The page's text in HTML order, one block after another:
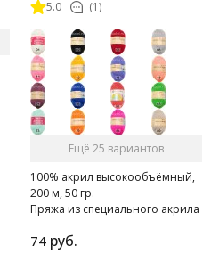
5.0 (1)
Ещё 25 вариантов
100% акрил высокообъёмный,
200 м, 50 гр.
Пряжа из специального акрила
74 руб.